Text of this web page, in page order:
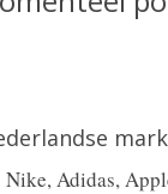
Adidas,